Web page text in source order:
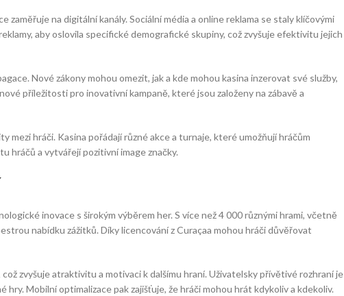
na digitální kanály. Sociální média a online reklama se staly klíčovými
aby oslovila specifické demografické skupiny, což zvyšuje efektivitu jejich
Nové zákony mohou omezit, jak a kde mohou kasina inzerovat své služby,
příležitosti pro inovativní kampaně, které jsou založeny na zábavě a
mezi hráči. Kasina pořádají různé akce a turnaje, které umožňují hráčům
hráčů a vytvářejí pozitivní image značky.
inovace s širokým výběrem her. S více než 4 000 různými hrami, včetně
nabídku zážitků. Díky licencování z Curaçaa mohou hráči důvěřovat
zvyšuje atraktivitu a motivaci k dalšímu hraní. Uživatelsky přívětivé rozhraní je
Mobilní optimalizace pak zajišťuje, že hráči mohou hrát kdykoliv a kdekoliv.